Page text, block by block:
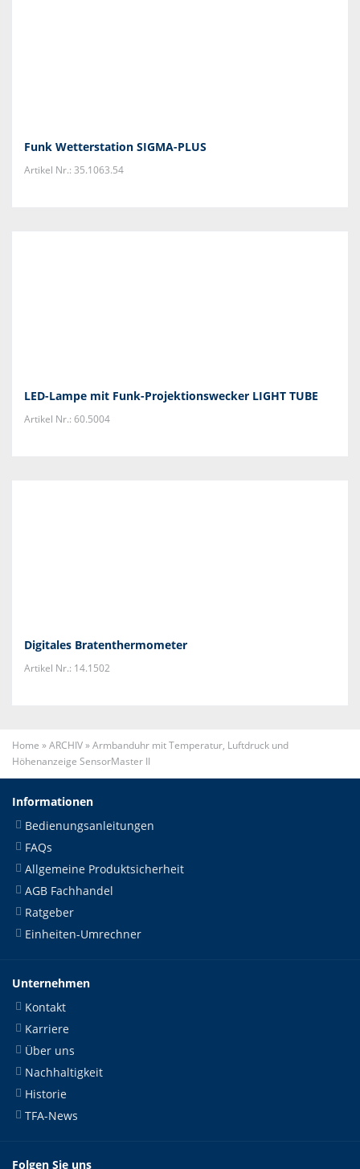
Funk Wetterstation SIGMA-PLUS
Artikel Nr.: 35.1063.54
LED-Lampe mit Funk-Projektionswecker LIGHT TUBE
Artikel Nr.: 60.5004
Digitales Bratenthermometer
Artikel Nr.: 14.1502
Home »ARCHIV»Armbanduhr mit Temperatur, Luftdruck und
Höhenanzeige SensorMaster II
Informationen
Bedienungsanleitungen
FAQs
Allgemeine Produktsicherheit
AGB Fachhandel
Ratgeber
Einheiten-Umrechner
Unternehmen
Kontakt
Karriere
Über uns
Nachhaltigkeit
Historie
TFA-News
Folgen Sie uns